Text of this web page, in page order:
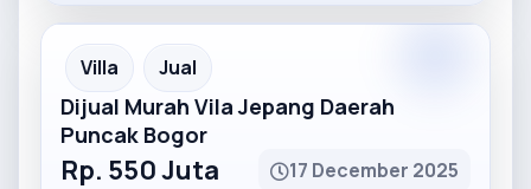
Partner Ad
Villa Jual
Dijual Murah Vila Jepang Daerah
Puncak Bogor
Rp. 550 Juta
17 December 2025